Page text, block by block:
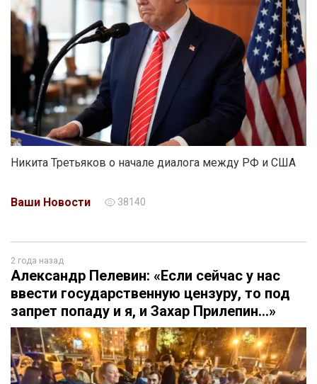
Никита Третьяков о начале диалога между РФ и США
Ваши Новости 38140
2 года назад
Александр Пелевин: «Если сейчас у нас
ввести государственную цензуру, то под
запрет попаду и я, и Захар Прилепин…»